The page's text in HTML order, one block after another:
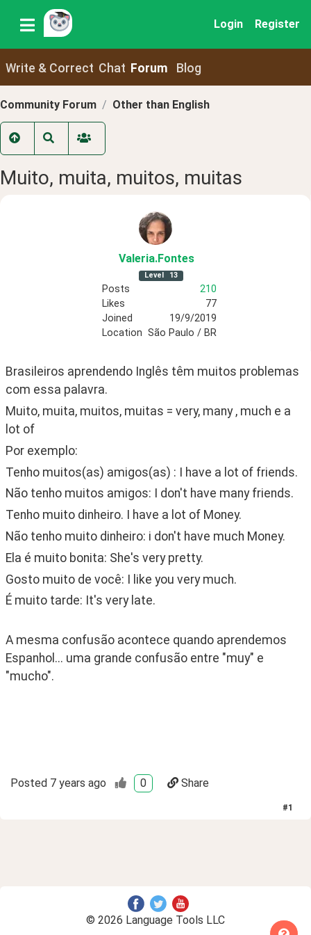
Login Register
Write & Correct Chat Forum Blog
Community Forum Other than English
Muito, muita, muitos, muitas
Valeria.Fontes
Level 13
Posts
210
Likes
77
Joined
19/9/2019
Location São Paulo / BR
Brasileiros aprendendo Inglês têm muitos problemas
com essa palavra.
Muito, muita, muitos, muitas = very, many , much e a
lot of
Por exemplo:
Tenho muitos(as) amigos(as) : I have a lot of friends.
Não tenho muitos amigos: I don't have many friends.
Tenho muito dinheiro. I have a lot of Money.
Não tenho muito dinheiro: i don't have much Money.
Ela é muito bonita: She's very pretty.
Gosto muito de você: I like you very much.
É muito tarde: It's very late.
A mesma confusão acontece quando aprendemos
Espanhol... uma grande confusão entre "muy" e
"mucho".
Posted 7 years ago 0 Share
#1
© 2026 Language Tools LLC